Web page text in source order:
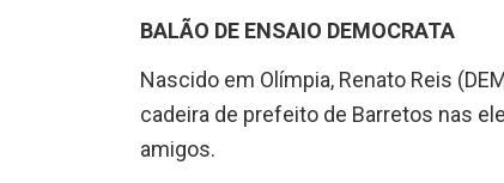
BALÃO DE ENSAIO DEMOCRATA
Nascido em Olímpia, Renato Reis
cadeira de prefeito de Barretos nas
amigos.